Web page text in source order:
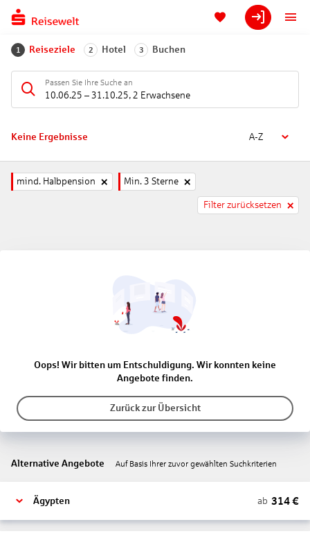
1 Reiseziele 2 Hotel 3 Buchen
Passen Sie Ihre Suche an
10.06.25 – 31.10.25, 2 Erwachsene
Keine Ergebnisse A-Z
mind. Halbpension Min. 3 Sterne
Filter zurücksetzen
Oops! Wir bitten um Entschuldigung. Wir konnten keine
Angebote finden.
Zurück zur Übersicht
Alternative Angebote Auf Basis Ihrer zuvor gewählten Suchkriterien
Ägypten ab 314€